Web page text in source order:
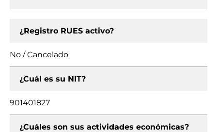
¿Registro RUES activo?
No / Cancelado
¿Cuál es su NIT?
901401827
¿Cuáles son sus actividades económicas?